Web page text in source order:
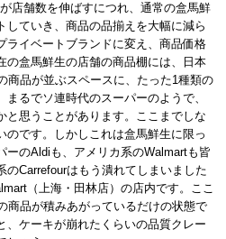
店舗数を伸ばすにつれ、通常の盒馬鮮
していき、商品の品揃えを大幅に減ら
ライベートブランドに変え、商品価格
の盒馬鮮生の店舗の商品棚には、日本
商品が並ぶスペースに、たった1種類の
るでソ連時代のスーパーのようで、
と思うことがあります。ここまでしな
のです。しかしこれは盒馬鮮生に限っ
ーのAldiも、アメリカ系のWalmartも皆
のCarrefourはもう潰れてしまいました
（上海・田林店）の店内です。ここ
商品が積みあがっているだけの状態で
、ケーキが崩れたくらいの品質クレー